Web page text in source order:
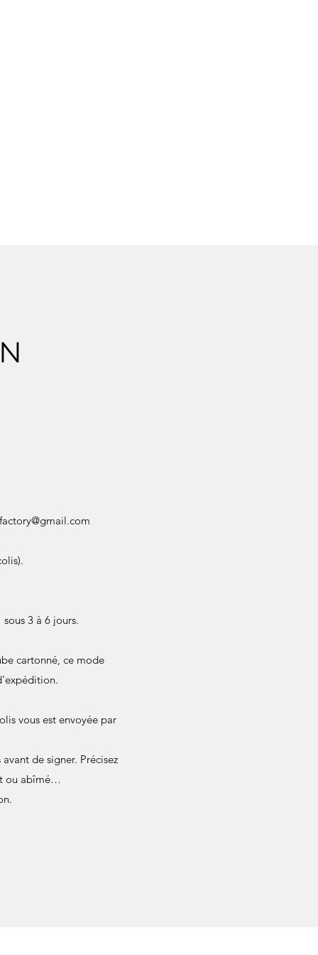
3 à 6 jours.
cartonné, ce mode
vous est envoyée par
de signer. Précisez
ou abîmé…